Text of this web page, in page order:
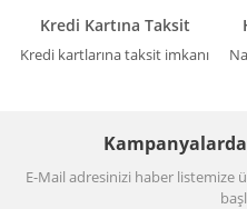
Kredi Kartına Taksit
Kredi kartlarına taksit imkanı
E-Mail adresinizi haber listemize